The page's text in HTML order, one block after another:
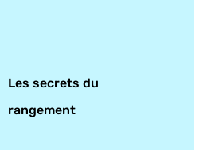
Les secrets du
rangement